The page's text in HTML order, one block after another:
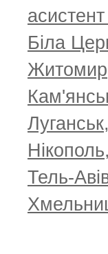
Біла
Житомир
Луганськ,
Нікополь,
Тель-